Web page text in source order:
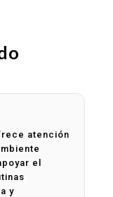
atención
el
y